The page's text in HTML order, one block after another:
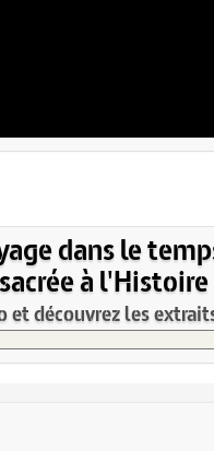
dans le
à l'Histoire
et découvrez les